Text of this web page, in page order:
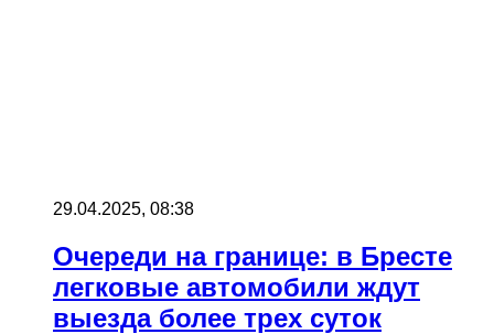
29.04.2025, 08:38
Очереди на границе: в Бресте
легковые автомобили ждут
выезда более трех суток